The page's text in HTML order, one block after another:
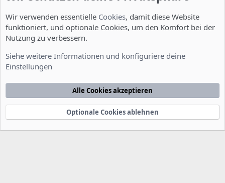
Nutzungsbedingungen Datenschutzerklärung
Startseite
e
Community platform by XenForo® © 2010-2022 XenForo Ltd.
xenDach©2010-2014
Wir verwenden essentielle Cookies, damit diese Website
funktioniert, und optionale Cookies, um den Komfort bei der
Nutzung zu verbessern.
Siehe weitere Informationen und konfiguriere deine
Einstellungen
Alle Cookies akzeptieren
Optionale Cookies ablehnen